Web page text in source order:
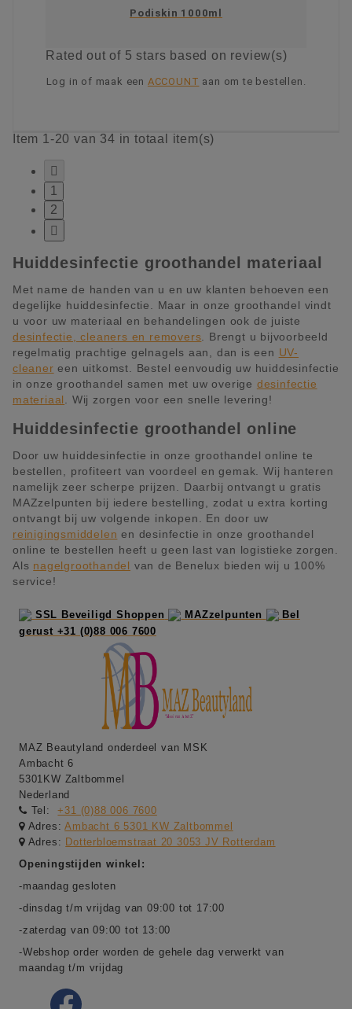
Podiskin 1000ml
Ratedout of 5 stars based on review(s)
Log in of maak een ACCOUNT aan om te bestellen.
Item 1-20 van 34 in totaal item(s)

1
2

Huiddesinfectie groothandel materiaal
Met name de handen van u en uw klanten behoeven een
degelijke huiddesinfectie. Maar in onze groothandel vindt
u voor uw materiaal en behandelingen ook de juiste
desinfectie, cleaners en removers . Brengt u bijvoorbeeld
regelmatig prachtige gelnagels aan, dan is een UV-
cleaner een uitkomst. Bestel eenvoudig uw huiddesinfectie
in onze groothandel samen met uw overige desinfectie
materiaal
. Wij zorgen voor een snelle levering!
Huiddesinfectie groothandel online
Door uw huiddesinfectie in onze groothandel online te
bestellen, profiteert van voordeel en gemak. Wij hanteren
namelijk zeer scherpe prijzen. Daarbij ontvangt u gratis
MAZzelpunten bij iedere bestelling, zodat u extra korting
ontvangt bij uw volgende inkopen. En door uw
reinigingsmiddelen en desinfectie in onze groothandel
online te bestellen heeft u geen last van logistieke zorgen.
Als nagelgroothandel van de Benelux bieden wij u 100%
service!
SSL Beveiligd Shoppen MAZzelpunten
Bel
gerust +31 (0)88 006 7600
MAZ Beautyland onderdeel van MSK
Ambacht 6
5301KW Zaltbommel
Nederland
Tel:
+31 (0)88 006 7600
Adres:Ambacht 6 5301 KW Zaltbommel
Adres: Dotterbloemstraat 20 3053 JV Rotterdam
Openingstijden winkel:
-maandag gesloten
-dinsdag t/m vrijdag van 09:00 tot 17:00
-zaterdag van 09:00 tot 13:00
-Webshop order worden de gehele dag verwerkt van
maandag t/m vrijdag